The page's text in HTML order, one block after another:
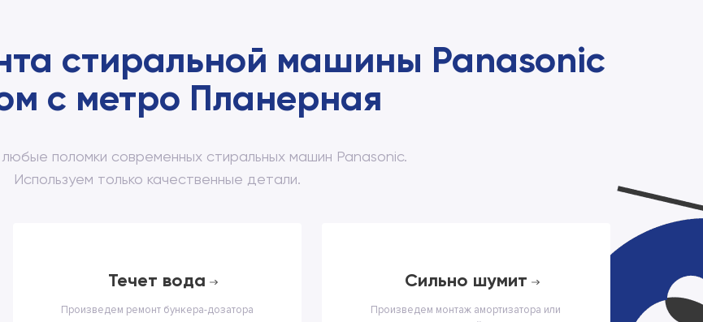
стиральной машины Panasonic
с метро Планерная
поломки современных стиральных машин Panasonic.
Используем только качественные детали.
течет вода
Произведем ремонт бункера-дозатора
сильно шумит
Произведем монтаж амортизатора или